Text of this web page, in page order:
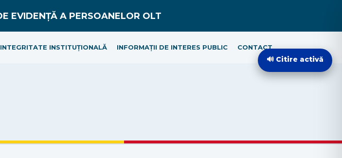
INTEGRITATE INSTITUȚIONALĂ INFORMAȚII DE INTERES PUBLIC CONTACT
🔊 Citire activă